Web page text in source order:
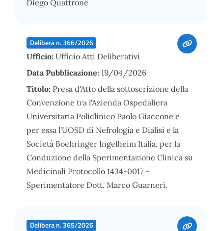
Diego Quattrone
Delibera n. 366/2026
Ufficio: Ufficio Atti Deliberativi
Data Pubblicazione: 19/04/2026
Titolo: Presa d'Atto della sottoscrizione della
Convenzione tra l'Azienda Ospedaliera
Universitaria Policlinico Paolo Giaccone e
per essa l'UOSD di Nefrologia e Dialisi e la
Società Boehringer Ingelheim Italia, per la
Conduzione della Sperimentazione Clinica su
Medicinali Protocollo 1434-0017 -
Sperimentatore Dott. Marco Guarneri.
Delibera n. 365/2026